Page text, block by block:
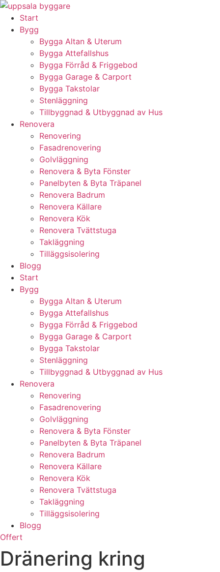
Skip
content
Start
Bygg
Bygga Altan & Uterum
Bygga Attefallshus
Bygga Förråd & Friggebod
Bygga Garage & Carport
Bygga Takstolar
Stenläggning
Tillbyggnad & Utbyggnad av Hus
Renovera
Renovering
Fasadrenovering
Golvläggning
Renovera & Byta Fönster
Panelbyten & Byta Träpanel
Renovera Badrum
Renovera Källare
Renovera Kök
Renovera Tvättstuga
Takläggning
Tilläggsisolering
Blogg
Start
Bygg
Bygga Altan & Uterum
Bygga Attefallshus
Bygga Förråd & Friggebod
Bygga Garage & Carport
Bygga Takstolar
Stenläggning
Tillbyggnad & Utbyggnad av Hus
Renovera
Renovering
Fasadrenovering
Golvläggning
Renovera & Byta Fönster
Panelbyten & Byta Träpanel
Renovera Badrum
Renovera Källare
Renovera Kök
Renovera Tvättstuga
Takläggning
Tilläggsisolering
Blogg
Offert
Dränering kring